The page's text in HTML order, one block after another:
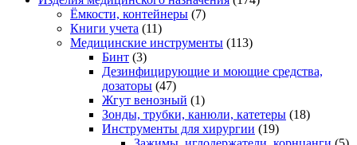
Ёмкости, контейнеры (7)
Книги учета (11)
Медицинские инструменты (113)
Бинт (3)
Дезинфицирующие и моющие средства,
дозаторы (47)
Жгут венозный (1)
Зонды, трубки, канюли, катетеры (18)
Инструменты для хирургии (19)